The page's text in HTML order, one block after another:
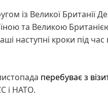
із Великої Британії
та Великою
наступні кроки під
перебуває з
і НАТО.